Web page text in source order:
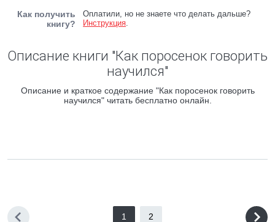
Как получить
книгу?
Оплатили, но не знаете что делать дальше?
Инструкция.
Описание книги "Как поросенок говорить
научился"
Описание и краткое содержание "Как поросенок говорить
научился" читать бесплатно онлайн.
1 2